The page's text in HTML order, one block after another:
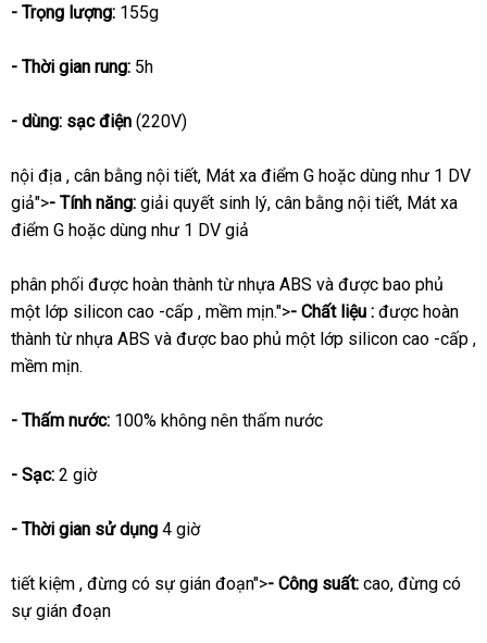
- Trọng lượng: 155g
- Thời gian rung: 5h
- dùng: sạc điện (220V)
nội địa , cân bằng nội tiếtkhách
hàng
, Mát xa điểm G đấu
giá
hoặc dùng như 1 DV
giả">- Tính năng: giải quyết sinh lýtiki
, cân bằng nội tiếtmini
, Mát xa
điểm G khuyến
hoặc dùng như 1 DV giả
phân phối được hoàn thành từ nhựa ABS tham
khảo
và Thái
Lan
được bao phủ
một lớp silicon cao -cấp xuất
xứ
, mềm mịn.">- Chất liệu : tự
động
được hoàn
thành từ nhựa ABS Đức
và giá
được bao phủ một lớp silicon cao -cấp ,
mềm mịn.
- Thấm nước: 100% không nên thấm nước
- Sạc: 2 giờ
- Thời gian sử dụng 4 giờ
tiết kiệm , đừng có sự gián đoạn">- Công suất: caoshopee
, đừng có
sự gián đoạn